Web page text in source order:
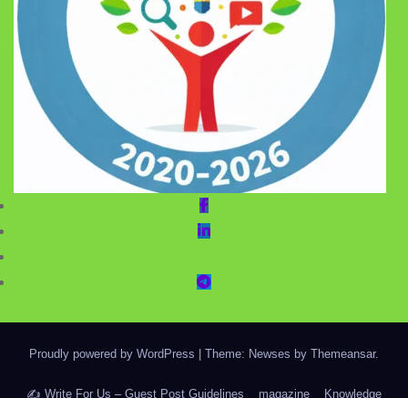
Proudly powered by WordPress | Theme: Newses by Themeansar.
✍️ Write For Us – Guest Post Guidelines magazine Knowledge